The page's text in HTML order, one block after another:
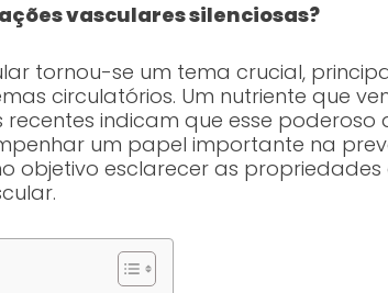
vasculares silenciosas?
tornou-se um tema crucial,
circulatórios. Um nutriente que
recentes indicam que esse
um papel importante na
objetivo esclarecer as